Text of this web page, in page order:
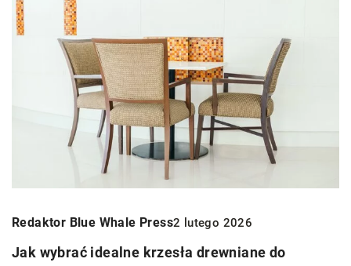
Redaktor Blue Whale Press2 lutego 2026
Jak wybrać idealne krzesła drewniane do